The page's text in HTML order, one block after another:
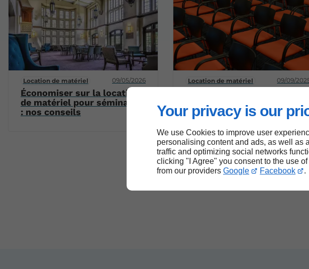
Your privacy is our
We use Cookies to improve user
personalising content and ads, as well as
traffic and optimizing social networks
clicking "I Agree" you consent to the use
from our providers Google Facebook .
Location de matériel 09/05/2026
Économiser sur la location
de matériel pour séminaires
: nos conseils
Location de matériel 09/09/
location pour votre
séminaire ?